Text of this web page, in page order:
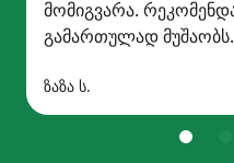
მომიგვარა.
გამართულად
Ზაზა Ს.